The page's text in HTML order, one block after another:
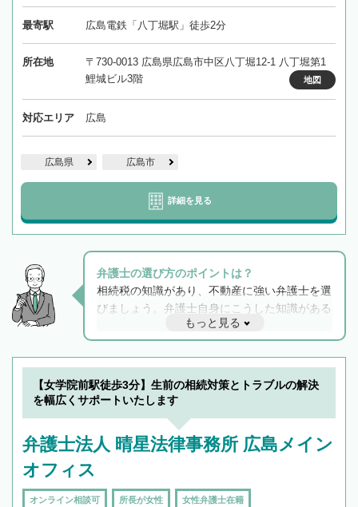
最寄駅 広島電鉄「八丁堀駅」徒歩2分
所在地
〒730-0013 広島県広島市中区八丁堀12-1 八丁堀第1
鯉城ビル3階
地図
対応エリア 広島
広島県 広島市
詳細を見る
弁護士の選び方のポイントは？
相続税の知識があり、不動産に強い弁護士を選
びましょう。弁護士自身にこうした知識がある
と他士業との連携もスムーズに進み、トラブル
解決のみならず相続をトータルで任せることが
できます。また、相続は感情がからむ分野なの
でフィーリングも重要です。実際に電話や面談
で複数の弁護士と会話をしてウマが合う方に依
もっと見る
【女学院前駅徒歩3分】生前の相続対策とトラブルの解決
を幅広くサポートいたします
弁護士法人 晴星法律事務所 広島メイン
オフィス
オンライン相談可 所長が女性 女性弁護士在籍